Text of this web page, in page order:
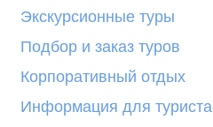
Экскурсионные туры
Подбор и заказ туров
Корпоративный отдых
Информация для туриста